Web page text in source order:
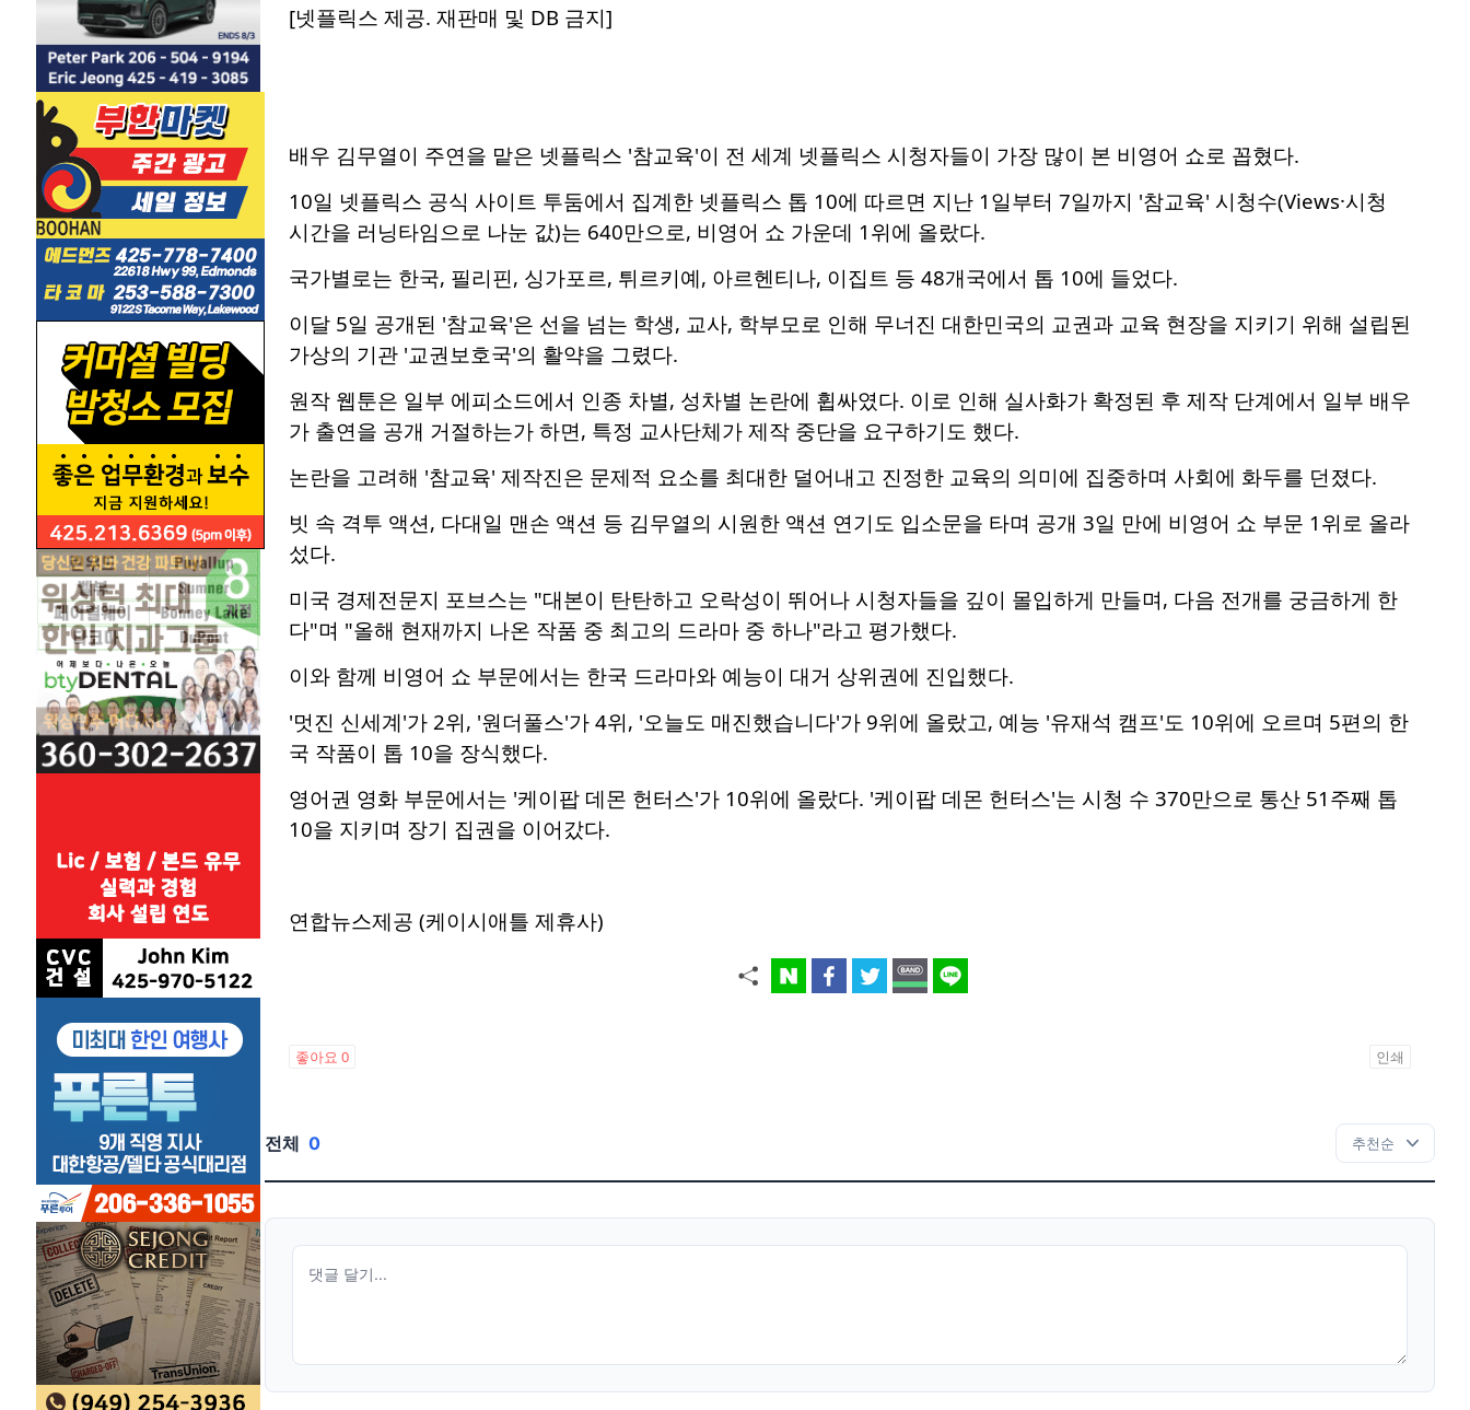
[넷플릭스 제공. 재판매 및 DB 금지]
배우 김무열이 주연을 맡은 넷플릭스 '참교육'이 전 세계 넷플릭스 시청자들이 가장 많이 본 비영어 쇼로 꼽혔다.
10일 넷플릭스 공식 사이트 투둠에서 집계한 넷플릭스 톱 10에 따르면 지난 1일부터 7일까지 '참교육' 시청수(Views·시청
시간을 러닝타임으로 나눈 값)는 640만으로, 비영어 쇼 가운데 1위에 올랐다.
국가별로는 한국, 필리핀, 싱가포르, 튀르키예, 아르헨티나, 이집트 등 48개국에서 톱 10에 들었다.
이달 5일 공개된 '참교육'은 선을 넘는 학생, 교사, 학부모로 인해 무너진 대한민국의 교권과 교육 현장을 지키기 위해 설립된
가상의 기관 '교권보호국'의 활약을 그렸다.
원작 웹툰은 일부 에피소드에서 인종 차별, 성차별 논란에 휩싸였다. 이로 인해 실사화가 확정된 후 제작 단계에서 일부 배우
가 출연을 공개 거절하는가 하면, 특정 교사단체가 제작 중단을 요구하기도 했다.
논란을 고려해 '참교육' 제작진은 문제적 요소를 최대한 덜어내고 진정한 교육의 의미에 집중하며 사회에 화두를 던졌다.
빗 속 격투 액션, 다대일 맨손 액션 등 김무열의 시원한 액션 연기도 입소문을 타며 공개 3일 만에 비영어 쇼 부문 1위로 올라
섰다.
미국 경제전문지 포브스는 "대본이 탄탄하고 오락성이 뛰어나 시청자들을 깊이 몰입하게 만들며, 다음 전개를 궁금하게 한
다"며 "올해 현재까지 나온 작품 중 최고의 드라마 중 하나"라고 평가했다.
이와 함께 비영어 쇼 부문에서는 한국 드라마와 예능이 대거 상위권에 진입했다.
'멋진 신세계'가 2위, '원더풀스'가 4위, '오늘도 매진했습니다'가 9위에 올랐고, 예능 '유재석 캠프'도 10위에 오르며 5편의 한
국 작품이 톱 10을 장식했다.
영어권 영화 부문에서는 '케이팝 데몬 헌터스'가 10위에 올랐다. '케이팝 데몬 헌터스'는 시청 수 370만으로 통산 51주째 톱
10을 지키며 장기 집권을 이어갔다.
연합뉴스제공 (케이시애틀 제휴사)
좋아요 0 인쇄
전체 0